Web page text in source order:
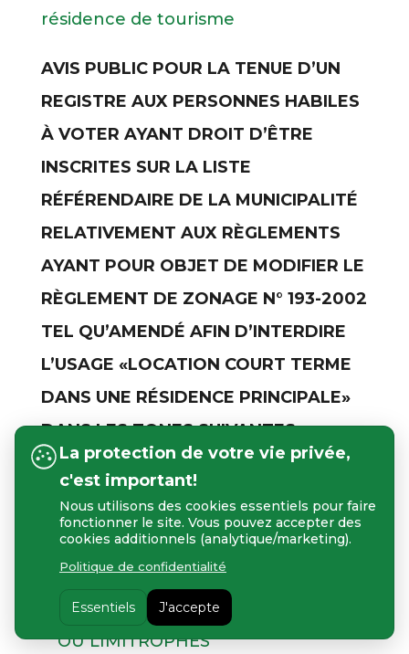
résidence de tourisme
AVIS PUBLIC POUR LA TENUE D’UN
REGISTRE AUX PERSONNES HABILES
À VOTER AYANT DROIT D’ÊTRE
INSCRITES SUR LA LISTE
RÉFÉRENDAIRE DE LA MUNICIPALITÉ
RELATIVEMENT AUX RÈGLEMENTS
AYANT POUR OBJET DE MODIFIER LE
RÈGLEMENT DE ZONAGE N° 193-2002
TEL QU’AMENDÉ AFIN D’INTERDIRE
L’USAGE «LOCATION COURT TERME
DANS UNE RÉSIDENCE PRINCIPALE»
DANS LES ZONES SUIVANTES :
avis public 193-22-2023 ZONE 16-V
OU LIMITROPHES
avis public 193-21-2023 ZONE 15-V
OU LIMITROPHES
avis public 193-20-2023 ZONE 14-V
OU LIMITROPHES
avis public 193-19-2023 ZONE 12-V
OU LIMITROPHES
La protection de votre vie privée,
c'est important!
Nous utilisons des cookies essentiels pour faire
fonctionner le site. Vous pouvez accepter des
cookies additionnels (analytique/marketing).
Politique de confidentialité
Essentiels J'accepte